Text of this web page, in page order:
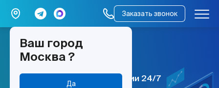
Ваш город
Москва ?
Да
Заказать звонок
мы работаем –
всё работает
ИТ поддержка по всей России 24/7